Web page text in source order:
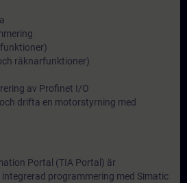
räknarfunktioner)
av Profinet I/O
drifta en motorstyrning med
Portal (TIA Portal) är
programmering med Simatic